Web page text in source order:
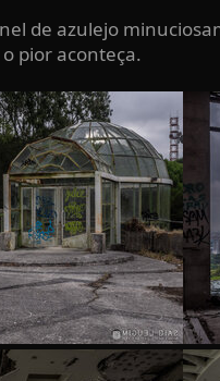
de azulejo
pior aconteça.